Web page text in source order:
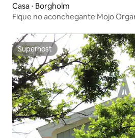
Casa ⋅ Borgholm
Fique no aconchegante Mojo
Superhost
Superhost